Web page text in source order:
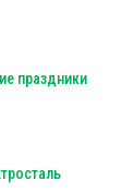
праздники